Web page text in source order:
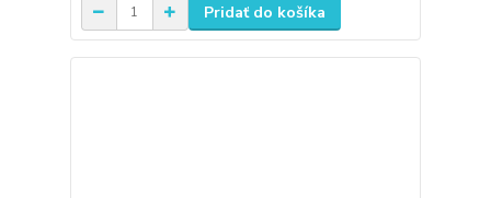
Pridať do košíka